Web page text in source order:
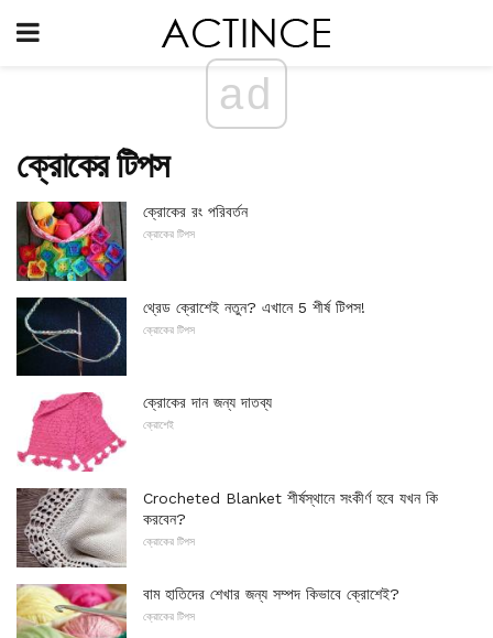
ad
ক্রোকের টিপস
ক্রোকের রং পরিবর্তন
ক্রোকের টিপস
থ্রেড ক্রোশেই নতুন? এখানে 5 শীর্ষ টিপস!
ক্রোকের টিপস
ক্রোকের দান জন্য দাতব্য
ক্রোশেই
Crocheted Blanket শীর্ষস্থানে সংকীর্ণ হবে যখন কি
করবেন?
ক্রোকের টিপস
বাম হাতিদের শেখার জন্য সম্পদ কিভাবে ক্রোশেই?
ক্রোকের টিপস